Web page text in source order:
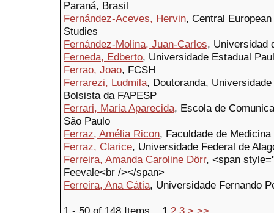
Paraná, Brasil
Fernández-Aceves, Hervin, Central
Studies
Fernández-Molina, Juan-Carlos, Universidad
Ferneda, Edberto, Universidade Estadual
Ferrao, Joao, FCSH
Ferrarezi, Ludmila, Doutoranda,
Bolsista da FAPESP
Ferrari, Maria Aparecida, Escola de
São Paulo
Ferraz, Amélia Ricon, Faculdade de
Ferraz, Clarice, Universidade Federal de
Ferreira, Amanda Caroline Dörr, <span
Feevale<br /></span>
Ferreira, Ana Cátia, Universidade Fernando